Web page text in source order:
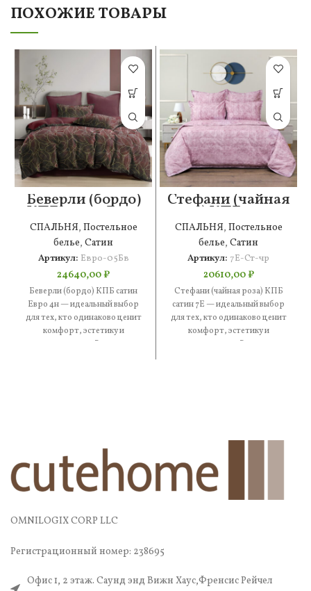
ПОХОЖИЕ ТОВАРЫ
Беверли (бордо)
КПБ сатин Евро
4н
СПАЛЬНЯ, Постельное
белье, Сатин
Артикул: Евро-05Бв
24640,00₽
Беверли (бордо) КПБ сатин
Евро 4н — идеальный выбор
для тех, кто одинаково ценит
комфорт, эстетику и
практичность. В составе
Стефани (чайная
роза) КПБ сатин
7Е
СПАЛЬНЯ, Постельное
белье, Сатин
Артикул: 7Е-Ст-чр
20610,00₽
Стефани (чайная роза) КПБ
сатин 7Е — идеальный выбор
для тех, кто одинаково ценит
комфорт, эстетику и
практичность. В составе
OMNILOGIX CORP LLC
Регистрационный номер: 238695
Офис 1, 2 этаж. Саунд энд Вижн Хаус,Френсис Рейчел